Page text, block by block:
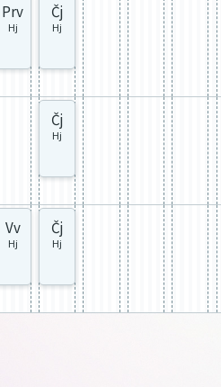
Prv
Hj
Čj
Hj
Čj
Hj
Vv
Hj
Čj
Hj